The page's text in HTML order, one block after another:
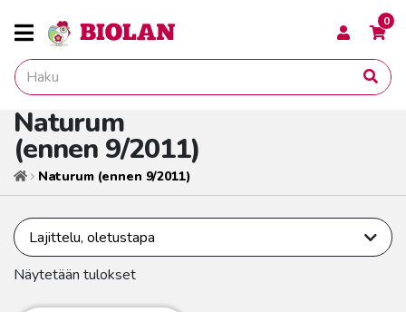
0
Naturum
(ennen 9/2011)
EtusivuNaturum (ennen 9/2011)
Näytetään tulokset